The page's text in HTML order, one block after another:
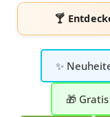
🍸
✨
🎁